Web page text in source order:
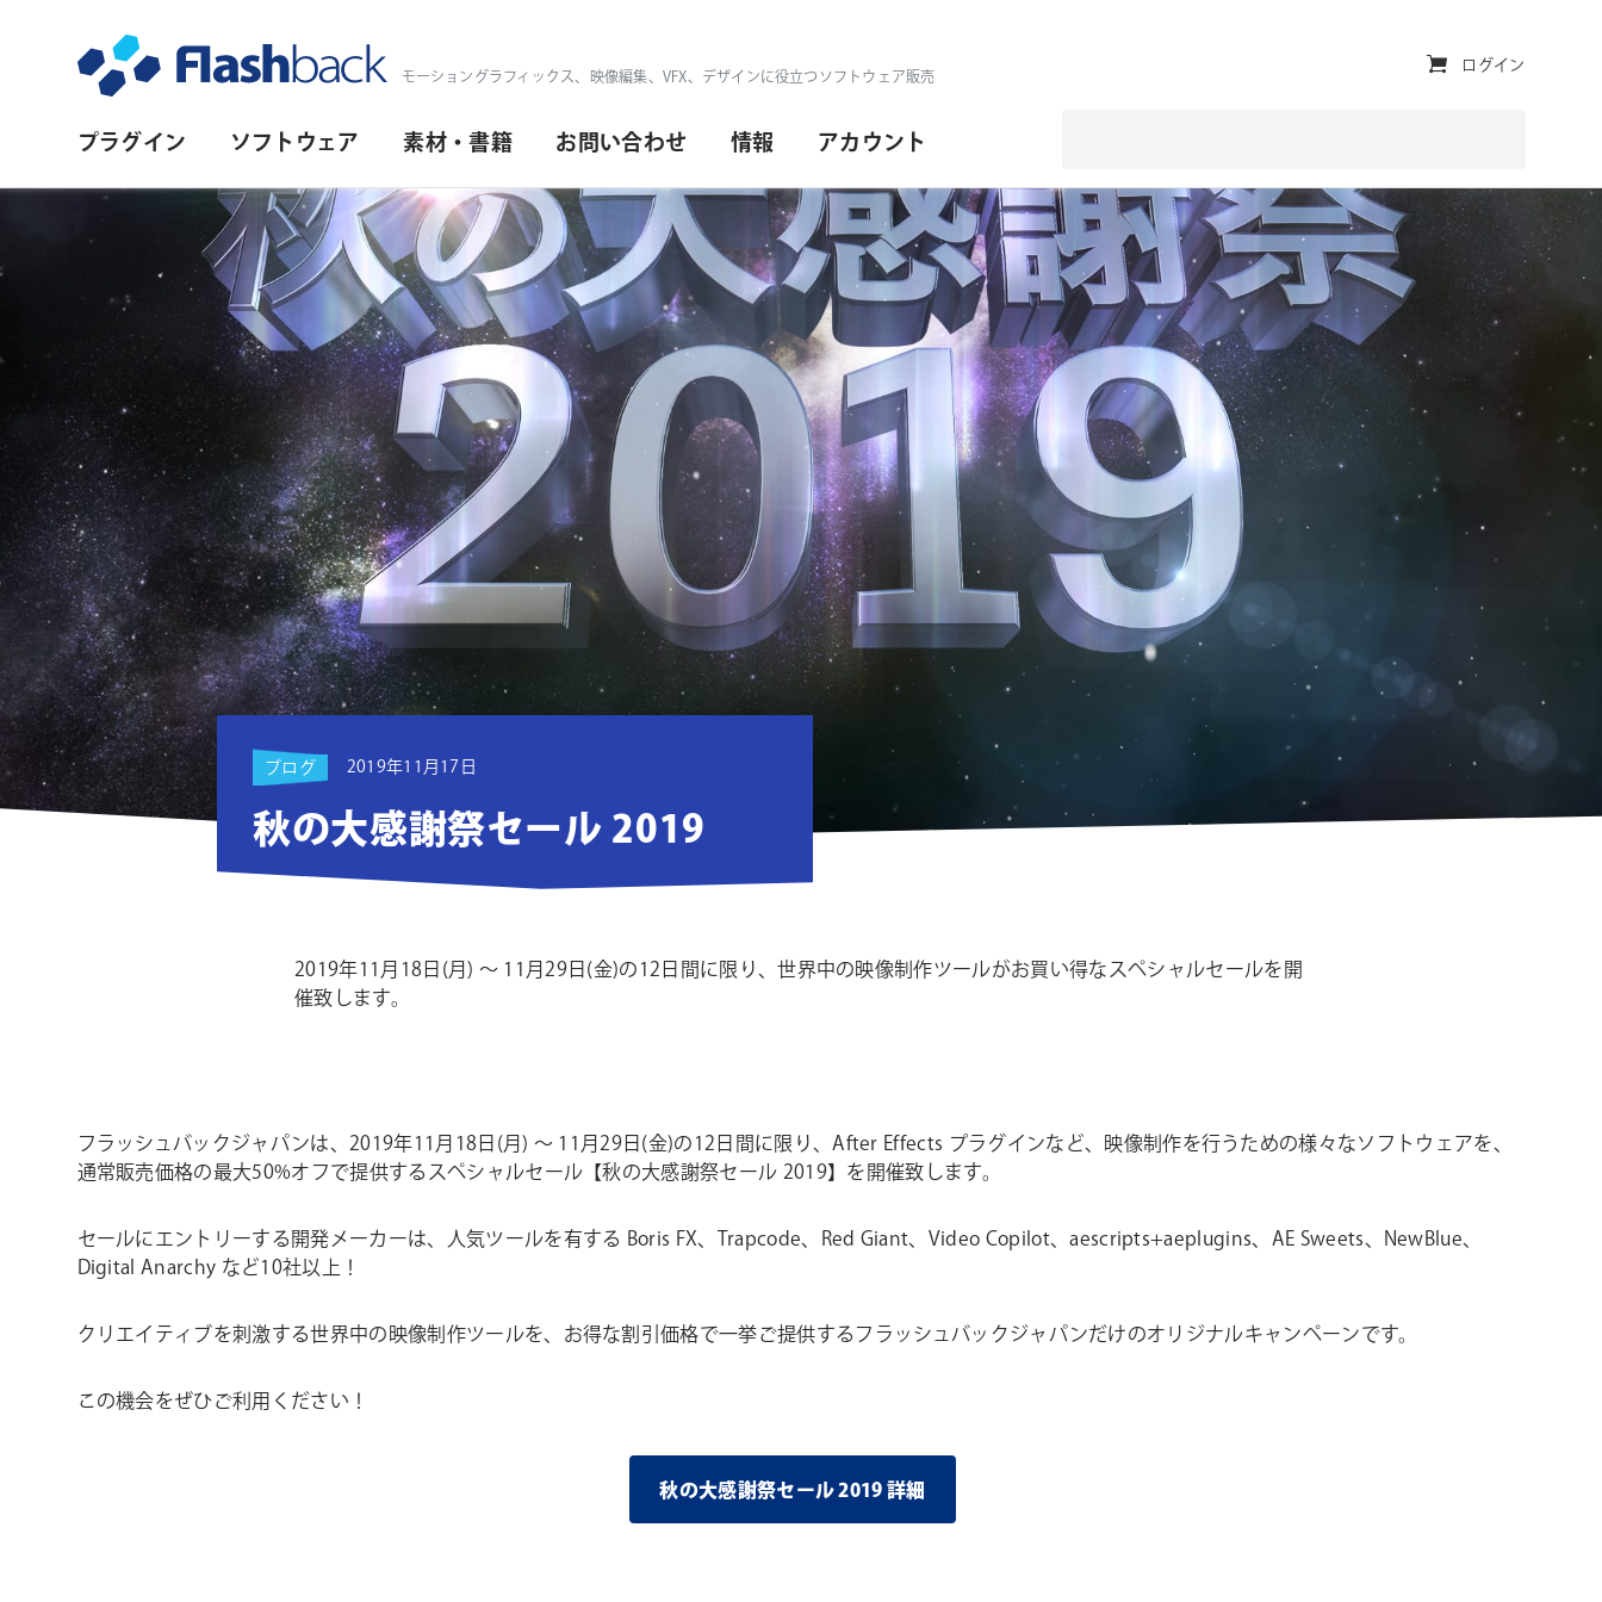
モーショングラフィックス、映像編集、VFX、デザインに役立つソフトウェア販売
プ
リ・
ナ
ビ
ゲ
ー
シ
ョ
ン
プラグイン ソフトウェア 素材・書籍 お問い合わせ 情報 アカウント
ユ
ィ
リ
テ
ィ・
ナ
ビ
ゲ
ー
ョ
ログイン
ブログ 2019年11月17日
秋の大感謝祭セール 2019
2019年11月18日(月) ～ 11月29日(金)の12日間に限り、世界中の映像制作ツールがお買い得なスペシャルセールを開
催致します。
フラッシュバックジャパンは、2019年11月18日(月) ～ 11月29日(金)の12日間に限り、After Effects プラグインなど、映像制作を行うための様々なソフトウェアを、
通常販売価格の最大50%オフで提供するスペシャルセール【秋の大感謝祭セール 2019】を開催致します。
セールにエントリーする開発メーカーは、人気ツールを有する Boris FX、Trapcode、Red Giant、Video Copilot、aescripts+aeplugins、AE Sweets、NewBlue、
Digital Anarchy など10社以上！
クリエイティブを刺激する世界中の映像制作ツールを、お得な割引価格で一挙ご提供するフラッシュバックジャパンだけのオリジナルキャンペーンです。
この機会をぜひご利用ください！
秋の大感謝祭セール 2019 詳細